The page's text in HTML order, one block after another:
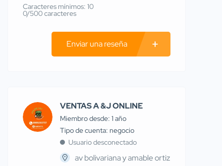
Caracteres mínimos: 10
0/500 caracteres
Enviar una reseña
VENTAS A &J ONLINE
Miembro desde: 1 año
tipo de cuenta: negocio
Usuario desconectado
av bolivariana y amable ortiz